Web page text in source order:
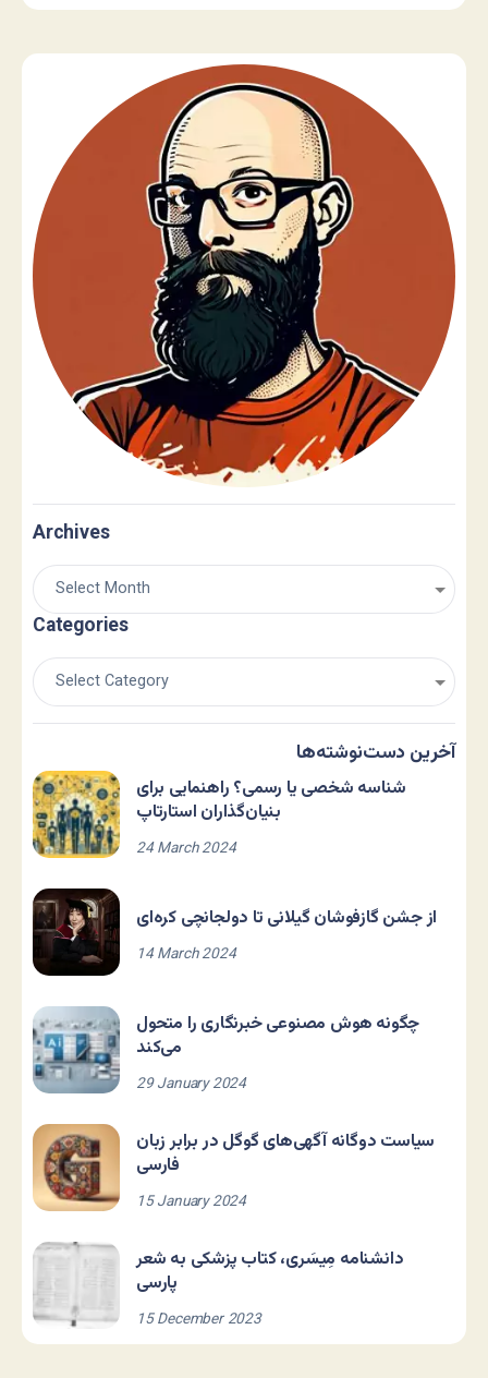
Archives
Categories
آخرین دست‌نوشته‌ها
شناسه شخصی یا رسمی؟ راهنمایی برای
بنیان‌گذاران استارتاپ
24 March 2024
از جشن گازفوشان گیلانی تا دولجانچی کره‌ای
14 March 2024
چگونه هوش مصنوعی خبرنگاری را متحول
می‌کند
29 January 2024
سیاست دوگانه آگهی‌های گوگل در برابر زبان
فارسی
15 January 2024
دانشنامه مِیسَری، کتاب پزشکی به شعر
پارسی
15 December 2023